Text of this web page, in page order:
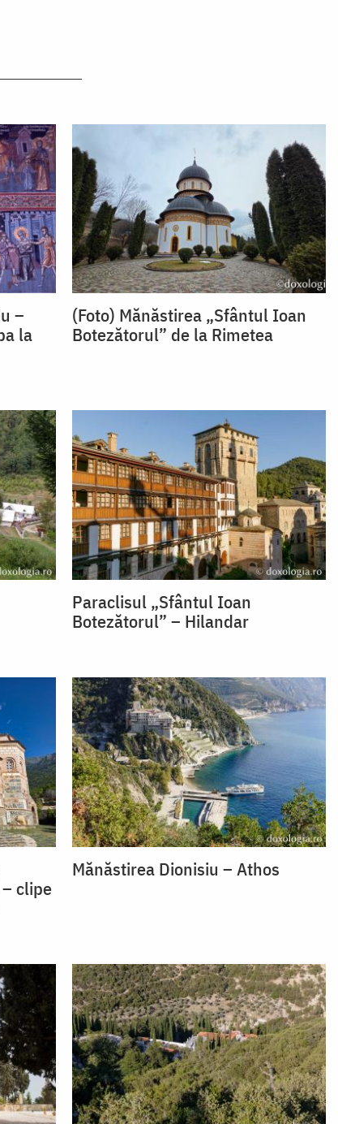
–
la
(Foto) Mănăstirea „Sfântul Ioan
Botezătorul” de la Rimetea
Paraclisul „Sfântul Ioan
Botezătorul” – Hilandar
clipe
Mănăstirea Dionisiu – Athos